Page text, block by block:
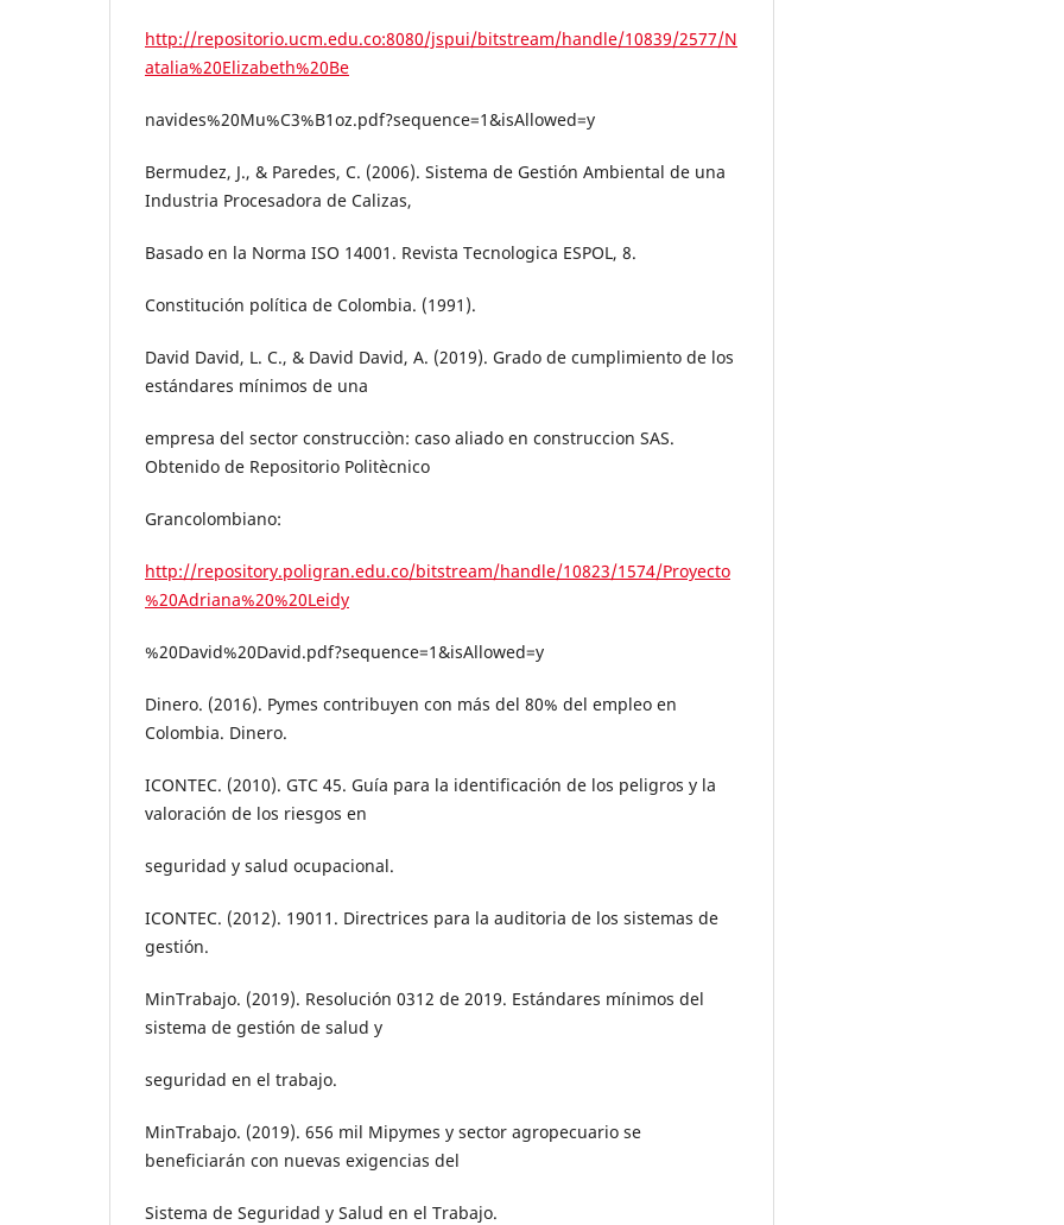
http://repositorio.ucm.edu.co:8080/jspui/bitstream/handle/10839/2577/N
atalia%20Elizabeth%20Be
navides%20Mu%C3%B1oz.pdf?sequence=1&isAllowed=y
Bermudez, J., & Paredes, C. (2006). Sistema de Gestión Ambiental de una
Industria Procesadora de Calizas,
Basado en la Norma ISO 14001. Revista Tecnologica ESPOL, 8.
Constitución política de Colombia. (1991).
David David, L. C., & David David, A. (2019). Grado de cumplimiento de los
estándares mínimos de una
empresa del sector construcciòn: caso aliado en construccion SAS.
Obtenido de Repositorio Politècnico
Grancolombiano:
http://repository.poligran.edu.co/bitstream/handle/10823/1574/Proyecto
%20Adriana%20%20Leidy
%20David%20David.pdf?sequence=1&isAllowed=y
Dinero. (2016). Pymes contribuyen con más del 80% del empleo en
Colombia. Dinero.
ICONTEC. (2010). GTC 45. Guía para la identificación de los peligros y la
valoración de los riesgos en
seguridad y salud ocupacional.
ICONTEC. (2012). 19011. Directrices para la auditoria de los sistemas de
gestión.
MinTrabajo. (2019). Resolución 0312 de 2019. Estándares mínimos del
sistema de gestión de salud y
seguridad en el trabajo.
MinTrabajo. (2019). 656 mil Mipymes y sector agropecuario se
beneficiarán con nuevas exigencias del
Sistema de Seguridad y Salud en el Trabajo.